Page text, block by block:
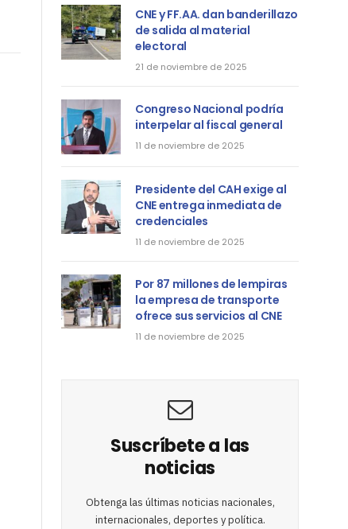
CNE y FF.AA. dan banderillazo
de salida al material
electoral
21 de noviembre de 2025
Congreso Nacional podría
interpelar al fiscal general
11 de noviembre de 2025
Presidente del CAH exige al
CNE entrega inmediata de
credenciales
11 de noviembre de 2025
Por 87 millones de lempiras
la empresa de transporte
ofrece sus servicios al CNE
11 de noviembre de 2025
Suscríbete a las
noticias
Obtenga las últimas noticias nacionales,
internacionales, deportes y política.